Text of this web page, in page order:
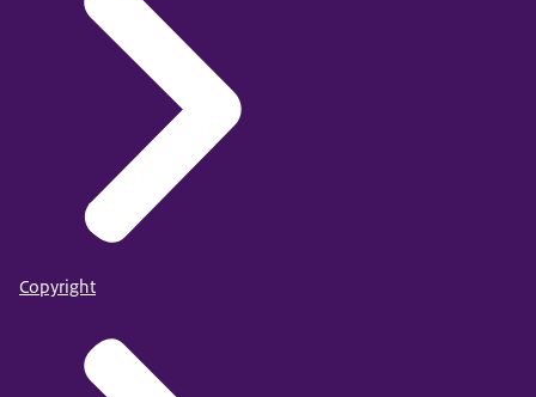
Copyright